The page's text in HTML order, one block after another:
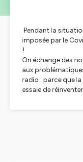
Pendant la
imposée par le
!
On échange des
aux
radio : parce que
essaie de